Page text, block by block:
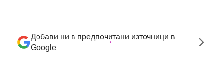
Добави ни в предпочитани източници в
Google